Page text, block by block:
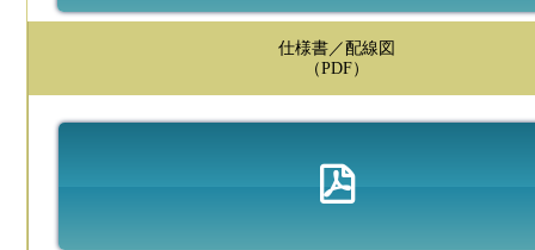
仕様書／配線図
（PDF）